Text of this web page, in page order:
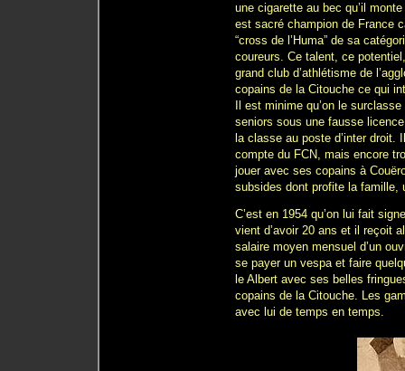
une cigarette au bec qu’il
est sacré champion de France
“cross de l’Huma” de sa
coureurs. Ce talent, ce
grand club d’athlétisme de
copains de la Citouche ce qui
Il est minime qu’on le
seniors sous une fausse
la classe au poste d’inter
compte du FCN, mais encore
jouer avec ses copains à
subsides dont profite la famille,
C’est en 1954 qu’on lui fait
vient d’avoir 20 ans et il reçoit
salaire moyen mensuel d’un
se payer un vespa et faire
le Albert avec ses belles
copains de la Citouche. Les
avec lui de temps en temps.